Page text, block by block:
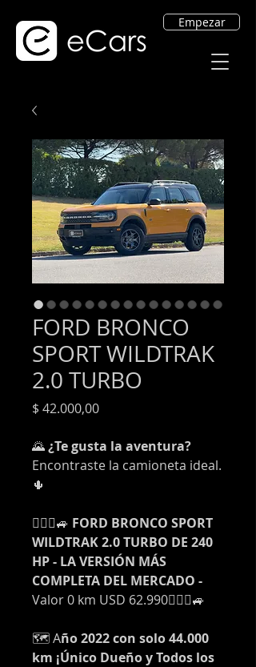
Empezar
FORD BRONCO
SPORT WILDTRAK
2.0 TURBO
$ 42.000,00Precio
🌄¿Te gusta la aventura?
Encontraste la camioneta ideal.
🌵
🧗🏻‍♂️🚙 FORD BRONCO SPORT
WILDTRAK 2.0 TURBO DE 240
HP - LA VERSIÓN MÁS
COMPLETA DEL MERCADO -
Valor 0 km USD 62.990🧗🏻‍♂️🚙
🗺️ Año 2022 con solo 44.000
km ¡Único Dueño y Todos los